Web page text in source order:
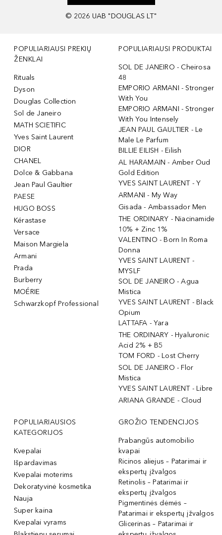
© 2026 UAB "DOUGLAS LT"
POPULIARIAUSI PREKIŲ
ŽENKLAI
Rituals
Dyson
Douglas Collection
Sol de Janeiro
MATH SCIETIFIC
Yves Saint Laurent
DIOR
CHANEL
Dolce & Gabbana
Jean Paul Gaultier
PAESE
HUGO BOSS
Kérastase
Versace
Maison Margiela
Armani
Prada
Burberry
MOÉRIE
Schwarzkopf Professional
POPULIARIAUSI PRODUKTAI
SOL DE JANEIRO - Cheirosa
48
EMPORIO ARMANI - Stronger
With You
EMPORIO ARMANI - Stronger
With You Intensely
JEAN PAUL GAULTIER - Le
Male Le Parfum
BILLIE EILISH - Eilish
AL HARAMAIN - Amber Oud
Gold Edition
YVES SAINT LAURENT - Y
ARMANI - My Way
Gisada - Ambassador Men
THE ORDINARY - Niacinamide
10% + Zinc 1%
VALENTINO - Born In Roma
Donna
YVES SAINT LAURENT -
MYSLF
SOL DE JANEIRO - Agua
Mistica
YVES SAINT LAURENT - Black
Opium
LATTAFA - Yara
THE ORDINARY - Hyaluronic
Acid 2% + B5
TOM FORD - Lost Cherry
SOL DE JANEIRO - Flor
Mistica
YVES SAINT LAURENT - Libre
ARIANA GRANDE - Cloud
POPULIARIAUSIOS
KATEGORIJOS
Kvepalai
Išpardavimas
Kvepalai moterims
Dekoratyvinė kosmetika
Nauja
Super kaina
Kvepalai vyrams
GROŽIO TENDENCIJOS
Prabangūs automobilio
kvapai
Ricinos aliejus – Patarimai ir
ekspertų įžvalgos
Retinolis – Patarimai ir
ekspertų įžvalgos
Pigmentinės dėmės –
Patarimai ir ekspertų įžvalgos
Glicerinas – Patarimai ir